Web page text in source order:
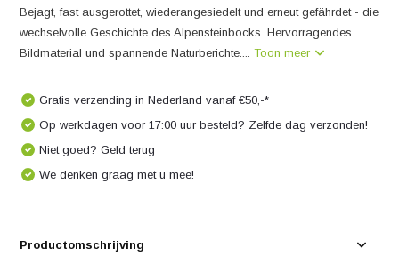
Bejagt, fast ausgerottet, wiederangesiedelt und erneut gefährdet - die
wechselvolle Geschichte des Alpensteinbocks. Hervorragendes
Bildmaterial und spannende Naturberichte....Toon meer
Gratis verzending in Nederland vanaf €50,-*
Op werkdagen voor 17:00 uur besteld? Zelfde dag verzonden!
Niet goed? Geld terug
We denken graag met u mee!
Productomschrijving